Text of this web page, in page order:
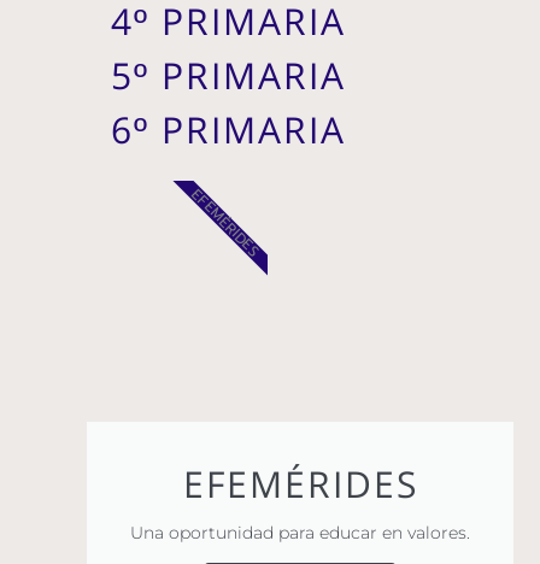
4º PRIMARIA
5º PRIMARIA
6º PRIMARIA
EFEMÉRIDES
Una oportunidad para educar en valores.
EFEMÉRIDES